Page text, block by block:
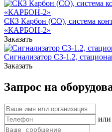
СКЗ Карбон (СО), система
«КАРБОН-2»
Заказать
Сигнализатор СЗ-1.2,
Заказать
Запрос на
или